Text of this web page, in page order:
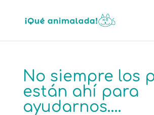
No siempre los
están ahí para
ayudarnos….